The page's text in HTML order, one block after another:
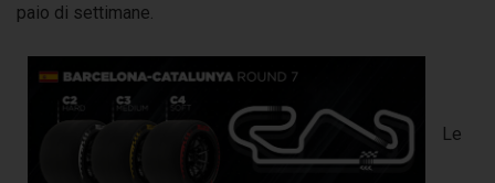
paio di settimane.
Le